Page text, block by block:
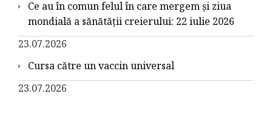
Ce au în comun felul în care mergem și ziua
mondială a sănătății creierului: 22 iulie 2026
23.07.2026
Cursa către un vaccin universal
23.07.2026